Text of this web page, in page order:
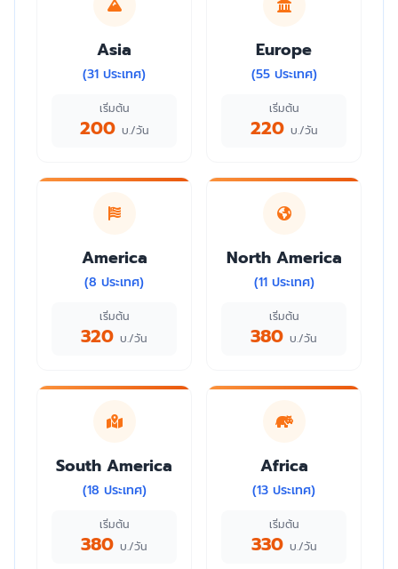
Asia
(31 ประเทศ)
เริ่มต้น
200 บ./วัน
Europe
(55 ประเทศ)
เริ่มต้น
220 บ./วัน
America
(8 ประเทศ)
เริ่มต้น
320 บ./วัน
North America
(11 ประเทศ)
เริ่มต้น
380 บ./วัน
South America
(18 ประเทศ)
เริ่มต้น
380 บ./วัน
Africa
(13 ประเทศ)
เริ่มต้น
330 บ./วัน